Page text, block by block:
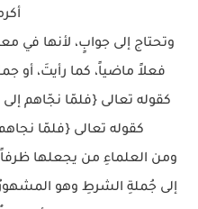
وتحتاج إلى جوابٍ، لأنها في
فعلاً ماضياً، كما رأيتَ، أو
كقوله تعالى {فلمّا نجّاهم إلى
كقوله تعالى {فلمّا
ومن العلماءِ من يجعلها
إلى جُملةِ الشرطِ وهو